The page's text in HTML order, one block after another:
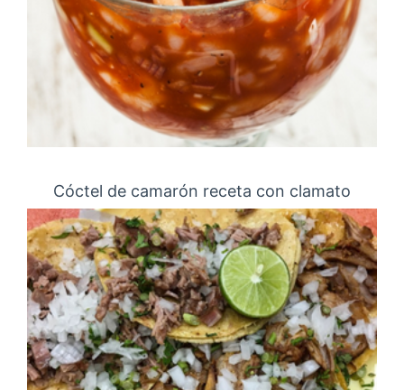
Cóctel de camarón receta con clamato